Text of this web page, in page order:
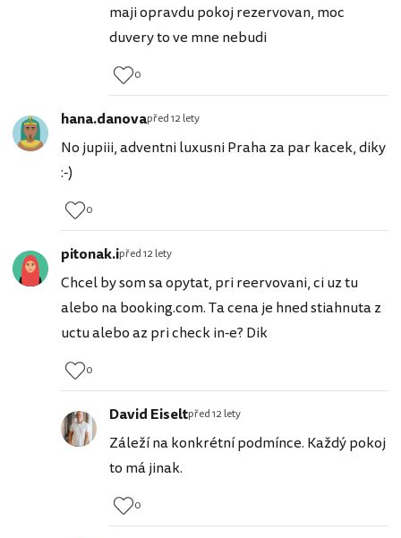
maji opravdu pokoj rezervovan, moc
duvery to ve mne nebudi
0
hana.danovapřed 12 lety
No jupiii, adventni luxusni Praha za par kacek, diky
:-)
0
pitonak.ipřed 12 lety
Chcel by som sa opytat, pri reervovani, ci uz tu
alebo na booking.com. Ta cena je hned stiahnuta z
uctu alebo az pri check in-e? Dik
0
David Eiseltpřed 12 lety
Záleží na konkrétní podmínce. Každý pokoj
to má jinak.
0